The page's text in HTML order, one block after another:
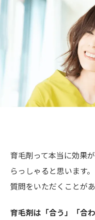
育毛剤って本当に効果
らっしゃると思います
質問をいただくことがあ
育毛剤は「合う」「合